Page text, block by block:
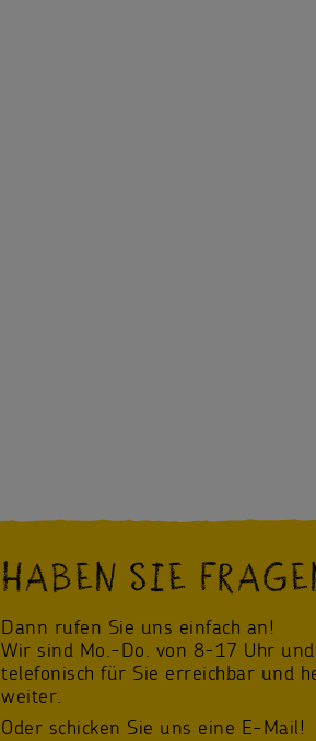
HABEN SIE
Dann rufen Sie uns einfach an!
Wir sind Mo.-Do. von 8-17 Uhr
telefonisch für Sie erreichbar und
weiter.
Oder schicken Sie uns eine E-Mail!